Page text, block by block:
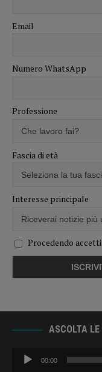
Email
Numero WhatsApp
Professione
Fascia di età
Interesse principale
Procedendo
ASCOLTA
Audio
Player
00:00